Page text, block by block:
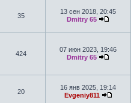
35
13 сен 2018, 20:45
Dmitry 65
424
07 июн 2023, 19:46
Dmitry 65
20
16 янв 2025, 19:14
Evgeniy811